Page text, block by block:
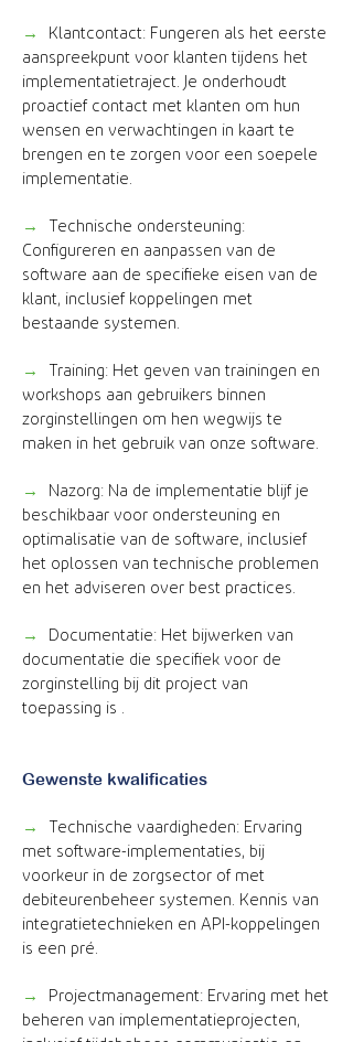
→ Klantcontact: Fungeren als het eerste
aanspreekpunt voor klanten tijdens het
implementatietraject. Je onderhoudt
proactief contact met klanten om hun
wensen en verwachtingen in kaart te
brengen en te zorgen voor een soepele
implementatie.
→
Technische ondersteuning:
Configureren en aanpassen van de
software aan de specifieke eisen van de
klant, inclusief koppelingen met
bestaande systemen.
→
Training: Het geven van trainingen en
workshops aan gebruikers binnen
zorginstellingen om hen wegwijs te
maken in het gebruik van onze software.
→ Nazorg: Na de implementatie blijf je
beschikbaar voor ondersteuning en
optimalisatie van de software, inclusief
het oplossen van technische problemen
en het adviseren over best practices.
→
Documentatie: Het bijwerken van
documentatie die specifiek voor de
zorginstelling bij dit project van
toepassing is .
Gewenste kwalificaties
→
Technische vaardigheden: Ervaring
met software-implementaties, bij
voorkeur in de zorgsector of met
debiteurenbeheer systemen. Kennis van
integratietechnieken en API-koppelingen
is een pré.
→ Projectmanagement: Ervaring met het
beheren van implementatieprojecten,